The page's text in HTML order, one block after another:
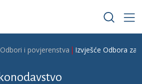
Odbori i povjerenstva Izvješće Odbora za